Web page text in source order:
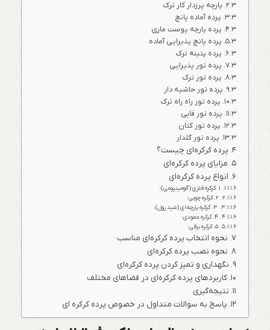
پارچه پرزدار کار ترک
پرده آماده پانچ
پرده پارچه پوست ماری
پرده پانچ پذیرایی آماده
پرده پتینه ترک
پرده تور پذیرایی
پرده تور ترک
پرده تور حاشیه دار
پرده تور راه راه ترک
پرده تور قابی
پرده تور کتان
پرده تور گلدار
پرده کرکره‌ای چیست؟
مزایای پرده کرکره‌ای
انواع پرده کرکره‌ای
1. کرکره فلزی (آلومینیومی):
2. کرکره چوبی:
3. کرکره پارچه‌ای (شید رول):
4. کرکره عمودی:
5. کرکره برقی:
نحوه انتخاب پرده کرکره‌ای مناسب
نحوه نصب پرده کرکره‌ای
نگهداری و تمیز کردن پرده کرکره‌ای
کاربردهای پرده کرکره‌ای در فضاهای مختلف
نتیجه‌گیری
پاسخ به سوالات متداول در خصوص پرده کرکره ای